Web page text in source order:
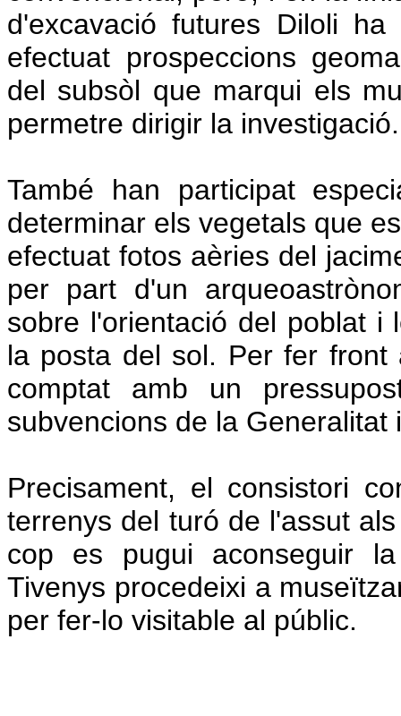
d'excavació futures Diloli
efectuat prospeccions
del subsòl que marqui els
permetre dirigir la investigació.
També han participat
determinar els vegetals que
efectuat fotos aèries del
per part d'un
sobre l'orientació del poblat i
la posta del sol. Per fer front
comptat amb un
subvencions de la Generalitat
Precisament, el consistori
terrenys del turó de l'assut
cop es pugui aconseguir
Tivenys procedeixi a
per fer-lo visitable al públic.